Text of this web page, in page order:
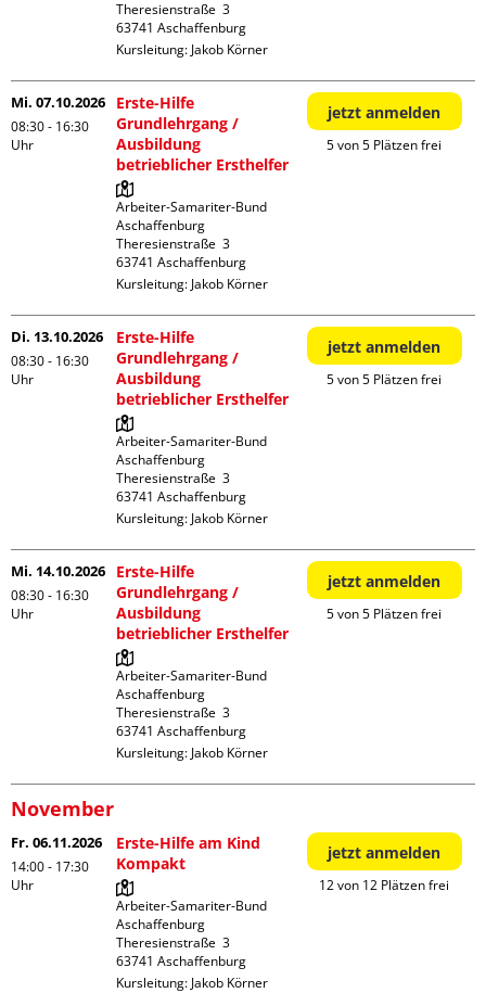
Theresienstraße  3
Kursleitung: Jakob Körner
Mi. 07.10.2026
08:30 - 16:30
Uhr
Erste-Hilfe
Grundlehrgang /
Ausbildung
betrieblicher Ersthelfer
Arbeiter-Samariter-Bund
Aschaffenburg
Theresienstraße  3
Kursleitung: Jakob Körner
jetzt anmelden
5 von 5 Plätzen frei
Di. 13.10.2026
08:30 - 16:30
Uhr
Erste-Hilfe
Grundlehrgang /
Ausbildung
betrieblicher Ersthelfer
Arbeiter-Samariter-Bund
Aschaffenburg
Theresienstraße  3
Kursleitung: Jakob Körner
jetzt anmelden
5 von 5 Plätzen frei
Mi. 14.10.2026
08:30 - 16:30
Uhr
Erste-Hilfe
Grundlehrgang /
Ausbildung
betrieblicher Ersthelfer
Arbeiter-Samariter-Bund
Aschaffenburg
Theresienstraße  3
Kursleitung: Jakob Körner
jetzt anmelden
5 von 5 Plätzen frei
November
Fr. 06.11.2026
14:00 - 17:30
Uhr
Erste-Hilfe am Kind
Kompakt
Arbeiter-Samariter-Bund
Aschaffenburg
Theresienstraße  3
Kursleitung: Jakob Körner
jetzt anmelden
12 von 12 Plätzen frei